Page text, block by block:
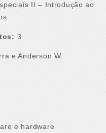
II – Introdução ao
3
e Anderson W.
e hardware